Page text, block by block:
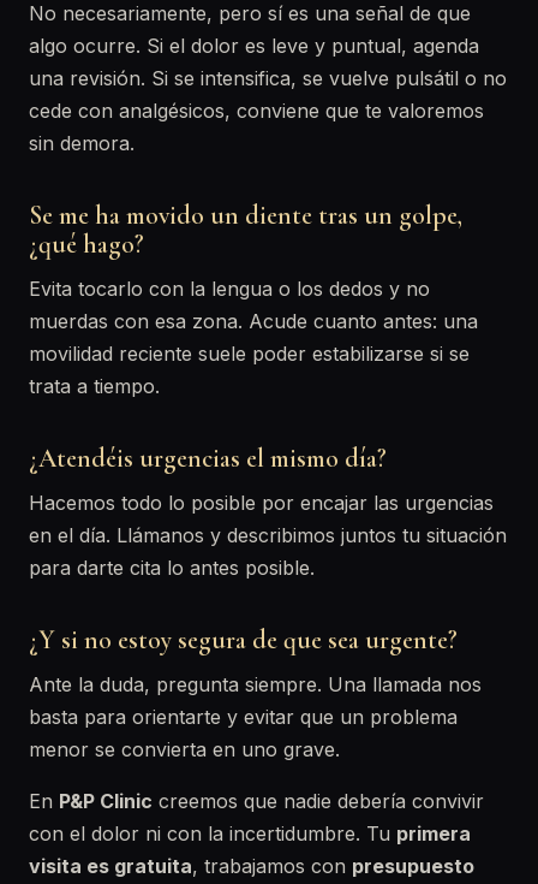
No necesariamente, pero sí es una señal de que
algo ocurre. Si el dolor es leve y puntual, agenda
una revisión. Si se intensifica, se vuelve pulsátil o no
cede con analgésicos, conviene que te valoremos
sin demora.
Se me ha movido un diente tras un golpe,
¿qué hago?
Evita tocarlo con la lengua o los dedos y no
muerdas con esa zona. Acude cuanto antes: una
movilidad reciente suele poder estabilizarse si se
trata a tiempo.
¿Atendéis urgencias el mismo día?
Hacemos todo lo posible por encajar las urgencias
en el día. Llámanos y describimos juntos tu situación
para darte cita lo antes posible.
¿Y si no estoy segura de que sea urgente?
Ante la duda, pregunta siempre. Una llamada nos
basta para orientarte y evitar que un problema
menor se convierta en uno grave.
En P&P Clinic creemos que nadie debería convivir
con el dolor ni con la incertidumbre. Tu primera
visita es gratuita, trabajamos con presupuesto